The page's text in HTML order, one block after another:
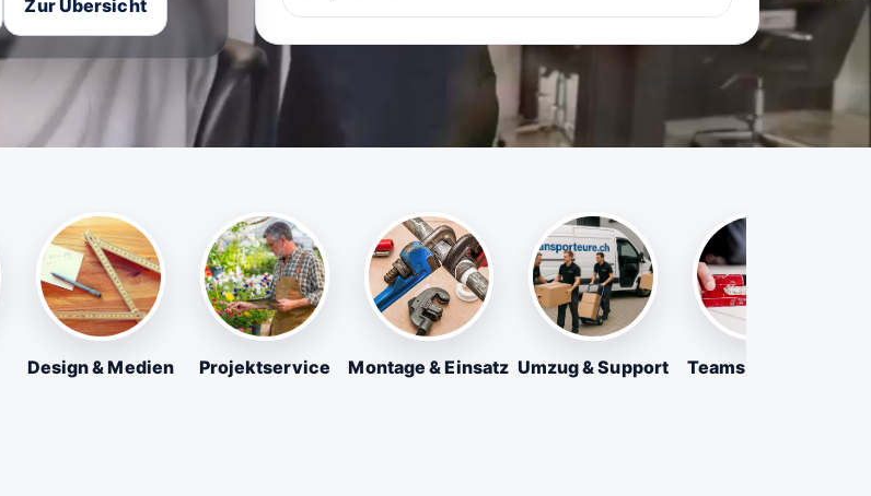
Zur Übersicht
Design & Medien Projektservice Montage & Einsatz Umzug & Support Teams & Firmen